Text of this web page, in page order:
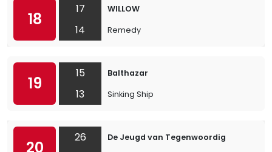
18
17
14
WILLOW
Remedy
19
15
13
Balthazar
Sinking Ship
20
26
De Jeugd van Tegenwoordig